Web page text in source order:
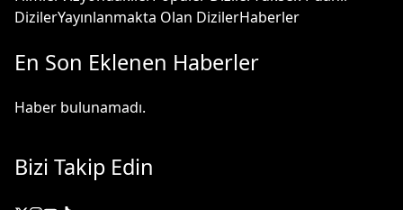
DizilerYayınlanmakta Olan DizilerHaberler
En Son Eklenen Haberler
Haber bulunamadı.
Bizi Takip Edin